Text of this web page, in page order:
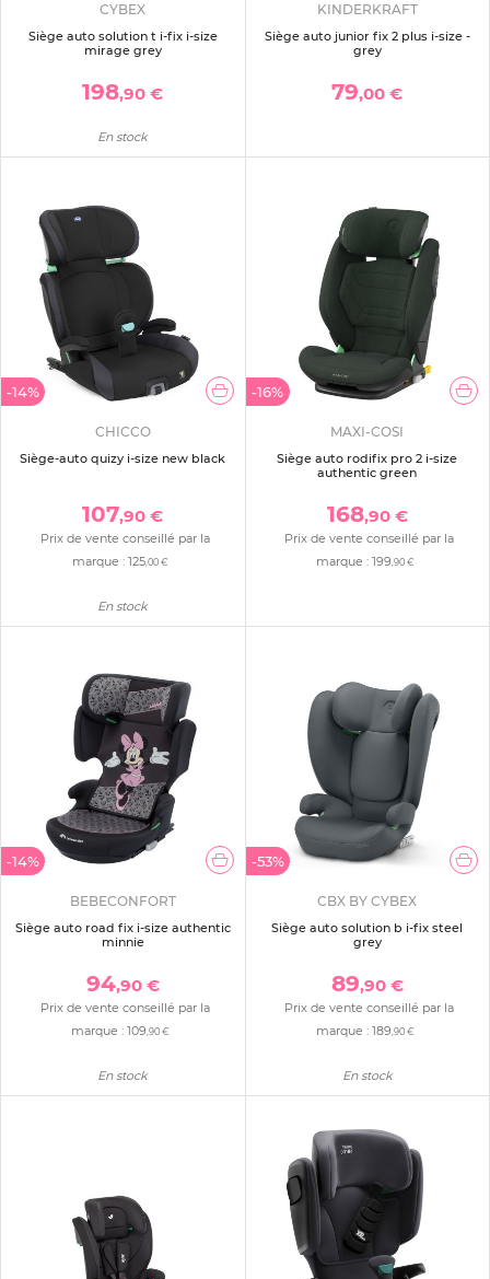
CYBEX
Siège auto solution t i-fix i-size
mirage grey
198,90 €
En stock
KINDERKRAFT
Siège auto junior fix 2 plus i-size -
grey
79,00 €
-14%
CHICCO
Siège-auto quizy i-size new black
107,90 €
Prix de vente conseillé par la
marque :125 ,00 €
En stock
-16%
MAXI-COSI
Siège auto rodifix pro 2 i-size
authentic green
168,90 €
Prix de vente conseillé par la
marque : 199 ,90 €
-14%
BEBECONFORT
Siège auto road fix i-size authentic
minnie
94,90 €
Prix de vente conseillé par la
marque :109 ,90 €
En stock
-53%
CBX BY CYBEX
Siège auto solution b i-fix steel
grey
89,90 €
Prix de vente conseillé par la
marque : 189 ,90 €
En stock